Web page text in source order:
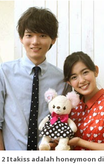
2 Itakiss adalah honeymoon